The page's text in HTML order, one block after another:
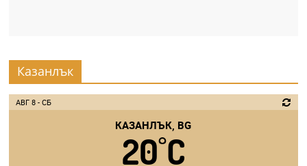
Казанлък
АВГ 8 - СБ
КАЗАНЛЪК, BG
20°C